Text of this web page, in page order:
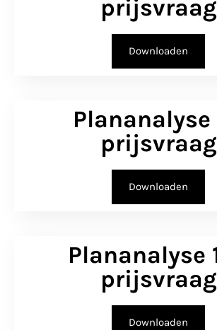
prijsvraag
Downloaden
Plananalyse
prijsvraag
Downloaden
Plananalyse
prijsvraag
Downloaden